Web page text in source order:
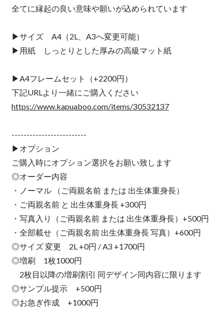
全てに縁起の良い意味や願いが込められています
▶︎サイズ A4（2L、A3へ変更可能）
▶︎用紙 しっとりとした厚みの高級マット紙
▶︎A4フレームセット（+2200円）
下記URLより一緒にご購入ください
https://www.kapuaboo.com/items/30532137
-------------------------
▶︎オプション
ご購入時にオプション選択をお願い致します
◎オーダー内容
・ノーマル （ご両親名前 または 出生体重身長）
・ご両親名前 と 出生体重身長 +300円
・写真入り（ご両親名前 または 出生体重身長）+500円
・全部載せ（ご両親名前 出生体重身長 写真）+600円
◎サイズ 変更 2L +0円 / A3 +1700円
◎増刷 1枚1000円
2枚目以降の増刷割引 同デザイン同内容に限ります
◎サンプル提示 +500円
◎お急ぎ作成 +1000円